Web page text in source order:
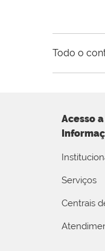
Todo o
Acesso a
Serviços
Centrais